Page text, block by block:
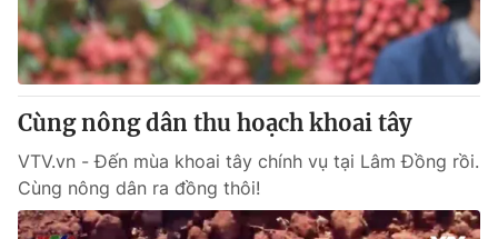
Cùng nông dân thu hoạch khoai tây
VTV.vn - Đến mùa khoai tây chính vụ tại Lâm Đồng rồi.
Cùng nông dân ra đồng thôi!